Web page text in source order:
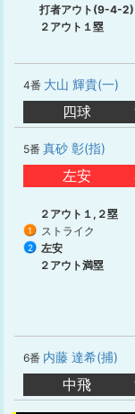
打者アウト(9-4-2)
２アウト１塁
4番 大山 輝貴(一)
四球
5番 真砂 彰(指)
左安
２アウト１,２塁
1 ストライク
2
左安
２アウト満塁
6番 内藤 達希(捕)
中飛